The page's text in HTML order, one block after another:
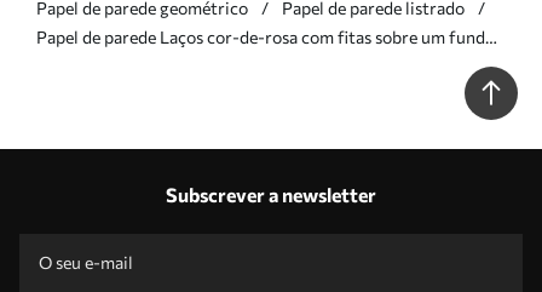
Papel de parede geométrico
Papel de parede listrado
Papel de parede Laços cor-de-rosa com fitas sobre um fundo
Subscrever a newsletter